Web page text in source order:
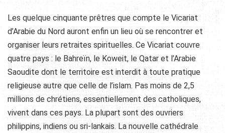
Les quelque cinquante prêtres que compte le Vicariat
d’Arabie du Nord auront enfin un lieu où se rencontrer et
organiser leurs retraites spirituelles. Ce Vicariat couvre
quatre pays : le Bahreïn, le Koweit, le Qatar et l’Arabie
Saoudite dont le territoire est interdit à toute pratique
religieuse autre que celle de l’islam. Pas moins de 2,5
millions de chrétiens, essentiellement des catholiques,
vivent dans ces pays. La plupart sont des ouvriers
philippins, indiens ou sri-lankais. La nouvelle cathédrale